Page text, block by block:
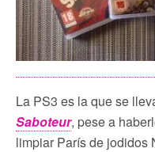
La PS3 es la que se
Saboteur, pese a
limpiar París de jodidos